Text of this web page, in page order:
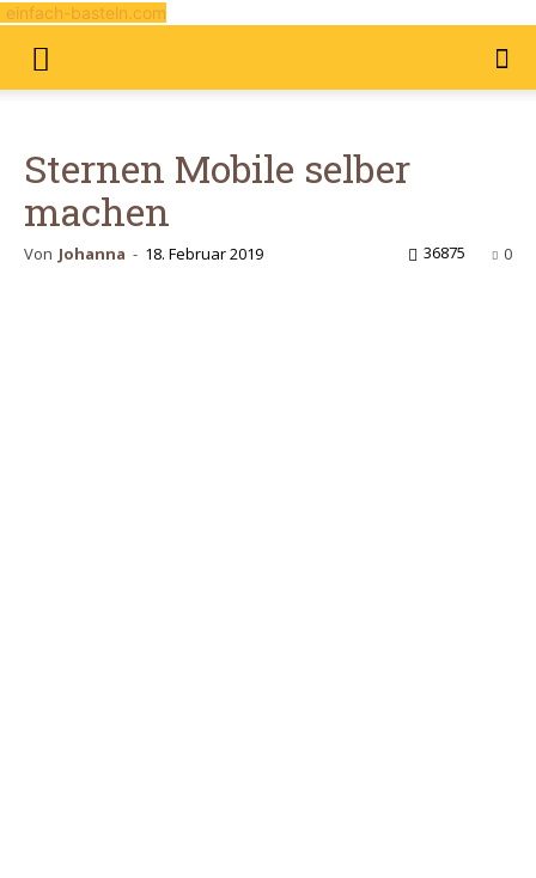
einfach-basteln.com
Sternen Mobile selber
machen
Von Johanna - 18. Februar 2019 0
36875